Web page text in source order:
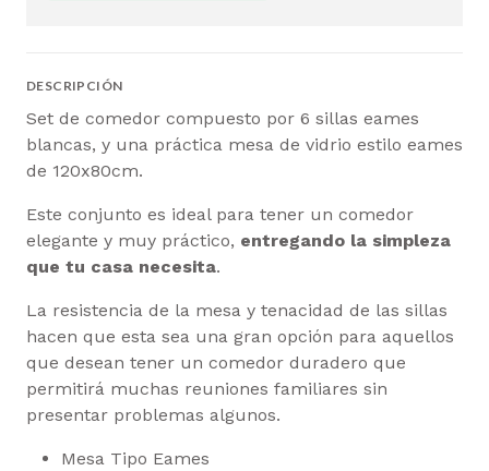
DESCRIPCIÓN
Set de comedor compuesto por 6 sillas eames
blancas, y una práctica mesa de vidrio estilo eames
de 120x80cm.
Este conjunto es ideal para tener un comedor
elegante y muy práctico, entregando la simpleza
que tu casa necesita.
La resistencia de la mesa y tenacidad de las sillas
hacen que esta sea una gran opción para aquellos
que desean tener un comedor duradero que
permitirá muchas reuniones familiares sin
presentar problemas algunos.
Mesa Tipo Eames